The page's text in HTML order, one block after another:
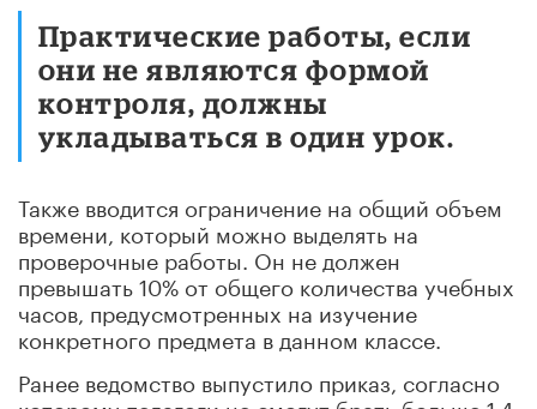
Практические работы, если
они не являются формой
контроля, должны
укладываться в один урок.
Также вводится ограничение на общий объем
времени, который можно выделять на
проверочные работы. Он не должен
превышать 10% от общего количества учебных
часов, предусмотренных на изучение
конкретного предмета в данном классе.
Ранее ведомство выпустило приказ, согласно